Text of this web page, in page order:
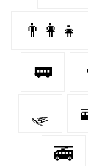
👨‍👩‍👧
🚃
🛷
🚎